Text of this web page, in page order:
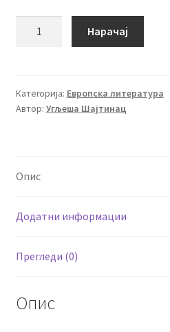
Нарачај
Категорија: Европска литература
Автор: Угљеша Шајтинац
Опис
Додатни информации
Прегледи (0)
Опис